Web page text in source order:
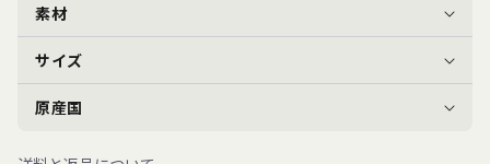
素材
サイズ
原産国